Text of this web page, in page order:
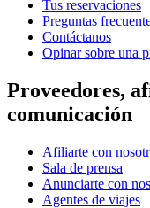
Tus reservaciones
Preguntas
Contáctanos
Opinar sobre una
Proveedores,
comunicación
Afiliarte con
Sala de prensa
Anunciarte con
Agentes de viajes